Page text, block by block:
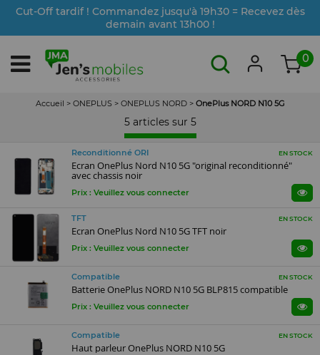
Cut-Off tardif ! Commandez jusqu'à 19h30 = Recevez dès
demain avant 13h00 !
0
Accueil > ONEPLUS > ONEPLUS NORD > OnePlus NORD N10 5G
5 articles sur 5
Reconditionné ORI EN STOCK
Ecran OnePlus Nord N10 5G "original reconditionné"
avec chassis noir
Prix : Veuillez vous connecter
TFT EN STOCK
Ecran OnePlus Nord N10 5G TFT noir
Prix : Veuillez vous connecter
Compatible EN STOCK
Batterie OnePlus NORD N10 5G BLP815 compatible
Prix : Veuillez vous connecter
Compatible EN STOCK
Haut parleur OnePlus NORD N10 5G